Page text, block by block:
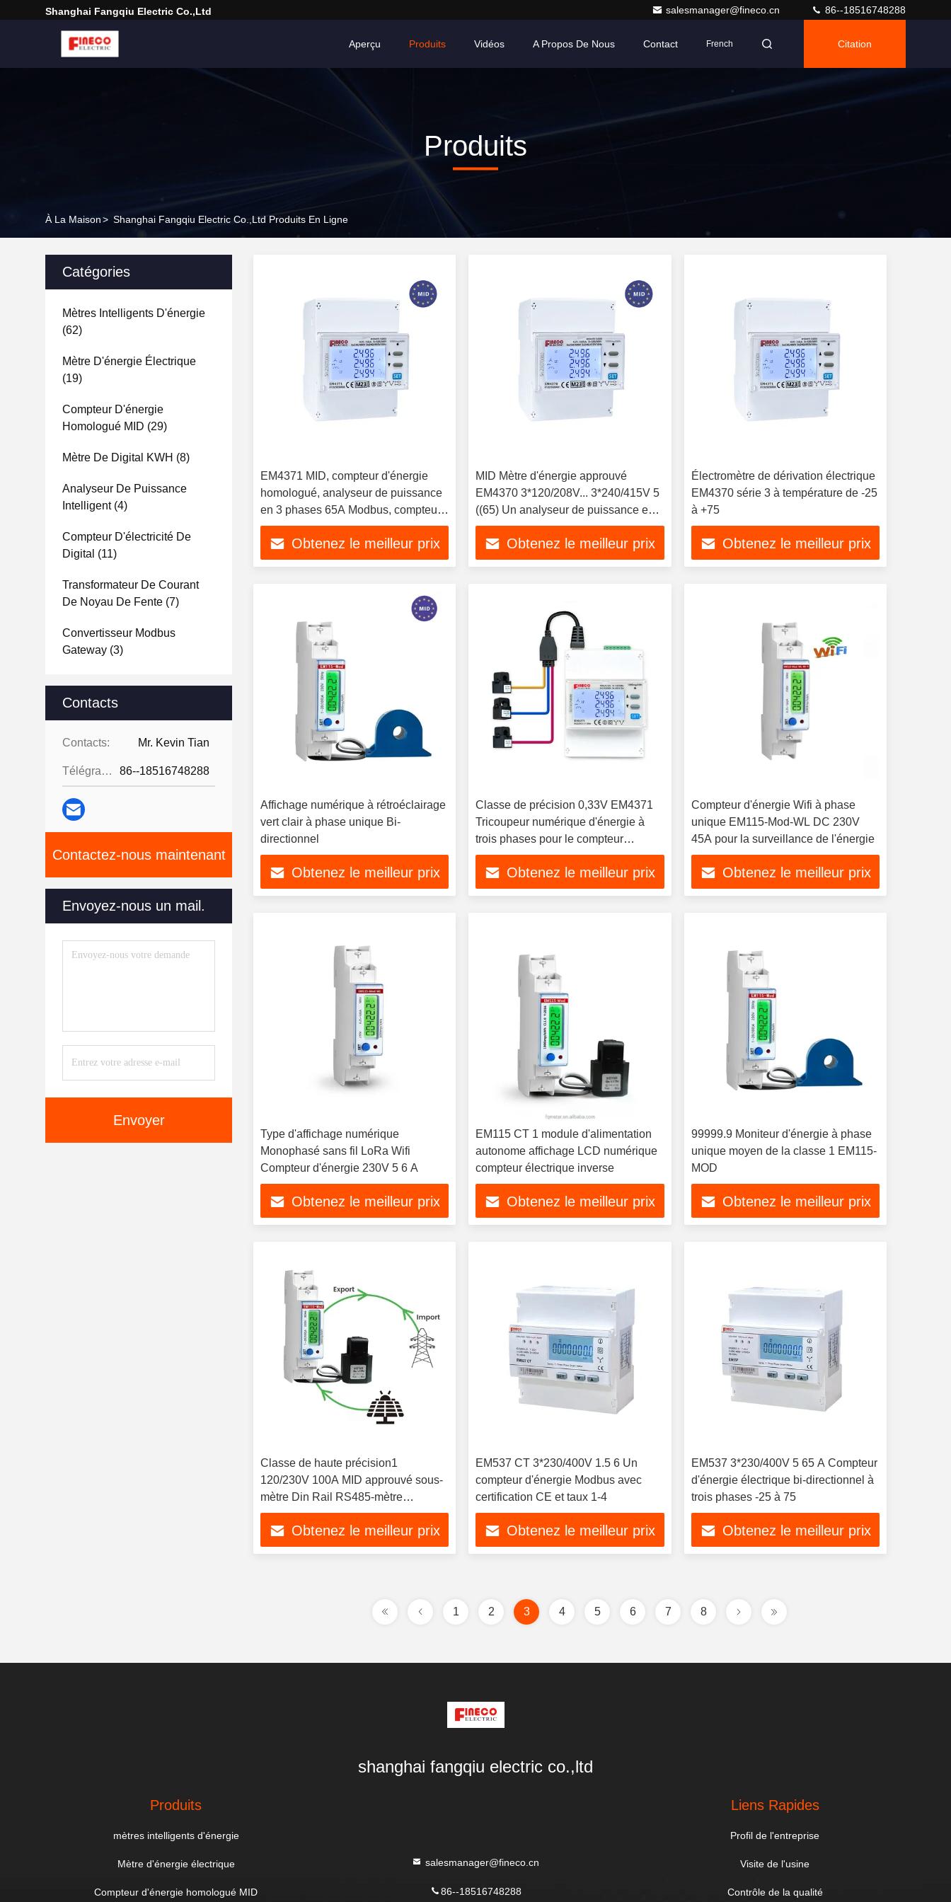
Shanghai Fangqiu Electric Co.,ltd salesmanager@fineco.cn 86--18516748288
Aperçu Produits Vidéos A Propos De Nous Contact French Citation
Produits
À La Maison> Shanghai Fangqiu Electric Co.,ltd Produits En Ligne
Catégories
Mètres Intelligents D'énergie
(62)
Mètre D'énergie Électrique
(19)
Compteur D'énergie
Homologué MID (29)
Mètre De Digital KWH (8)
Analyseur De Puissance
Intelligent(4)
Compteur D'électricité De
Digital (11)
Transformateur De Courant
De Noyau De Fente (7)
Convertisseur Modbus
Gateway (3)
Contacts
Contacts: Mr. Kevin Tian
Télégramme: 86--18516748288
Contactez-nous maintenant
Envoyez-nous un mail.
Envoyer
EM4371 MID, compteur d'énergie
homologué, analyseur de puissance
en 3 phases 65A Modbus, compteur
intelligent de KWH
Obtenez le meilleur prix
MID Mètre d'énergie approuvé
EM4370 3*120/208V... 3*240/415V 5
((65) Un analyseur de puissance en 3
phases
Obtenez le meilleur prix
Électromètre de dérivation électrique
EM4370 série 3 à température de -25
à +75
Obtenez le meilleur prix
Affichage numérique à rétroéclairage
vert clair à phase unique Bi-
directionnel
Obtenez le meilleur prix
Classe de précision 0,33V EM4371
Tricoupeur numérique d'énergie à
trois phases pour le compteur
Rogowski
Obtenez le meilleur prix
Compteur d'énergie Wifi à phase
unique EM115-Mod-WL DC 230V
45A pour la surveillance de l'énergie
Obtenez le meilleur prix
Type d'affichage numérique
Monophasé sans fil LoRa Wifi
Compteur d'énergie 230V 5 6 A
Obtenez le meilleur prix
EM115 CT 1 module d'alimentation
autonome affichage LCD numérique
compteur électrique inverse
Obtenez le meilleur prix
99999.9 Moniteur d'énergie à phase
unique moyen de la classe 1 EM115-
MOD
Obtenez le meilleur prix
Classe de haute précision1
120/230V 100A MID approuvé sous-
mètre Din Rail RS485-mètre
d'énergie intelligent
Obtenez le meilleur prix
EM537 CT 3*230/400V 1.5 6 Un
compteur d'énergie Modbus avec
certification CE et taux 1-4
Obtenez le meilleur prix
EM537 3*230/400V 5 65 A Compteur
d'énergie électrique bi-directionnel à
trois phases -25 à 75
Obtenez le meilleur prix
1 2 3 4 5 6 7 8
shanghai fangqiu electric co.,ltd
Produits
mètres intelligents d'énergie
Mètre d'énergie électrique
Compteur d'énergie homologué MID
salesmanager@fineco.cn
86--18516748288
Liens Rapides
Profil de l'entreprise
Visite de l'usine
Contrôle de la qualité